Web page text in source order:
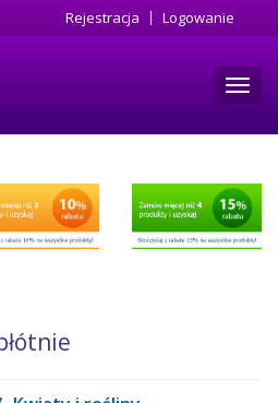
Rejestracja Logowanie